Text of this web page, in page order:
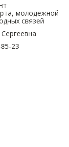
молодежной
связей
23